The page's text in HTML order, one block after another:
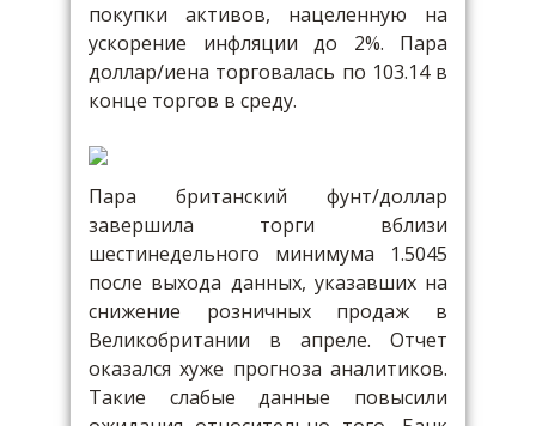
покупки активов, нацеленную на
ускорение инфляции до 2%. Пара
доллар/иена торговалась по 103.14 в
конце торгов в среду.
Пара британский фунт/доллар
завершила торги вблизи
шестинедельного минимума 1.5045
после выхода данных, указавших на
снижение розничных продаж в
Великобритании в апреле. Отчет
оказался хуже прогноза аналитиков.
Такие слабые данные повысили